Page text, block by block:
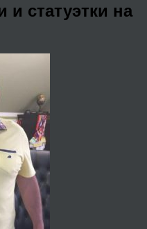
статуэтки на